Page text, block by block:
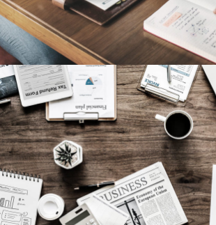
Violence
Privacy Matter
Financial